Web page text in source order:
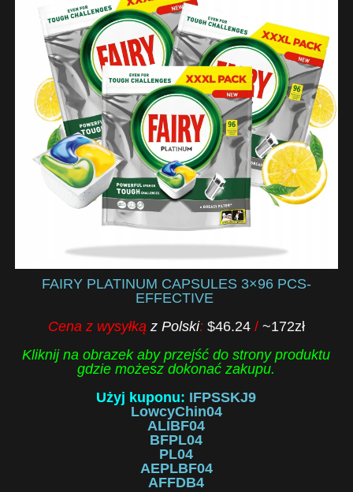
FAIRY PLATINUM CAPSULES 3×96 PCS-
EFFECTIVE
Cena z wysyłkąz Polski: $46.24 / ~172zł
Kliknij na obrazek aby przejść do strony produktu
gdzie możesz dokonać zakupu.
Użyj kuponu: IFPSSKJ9
LowcyChin04
ALIBF04
BFPL04
PL04
AEPLBF04
AFFDB4